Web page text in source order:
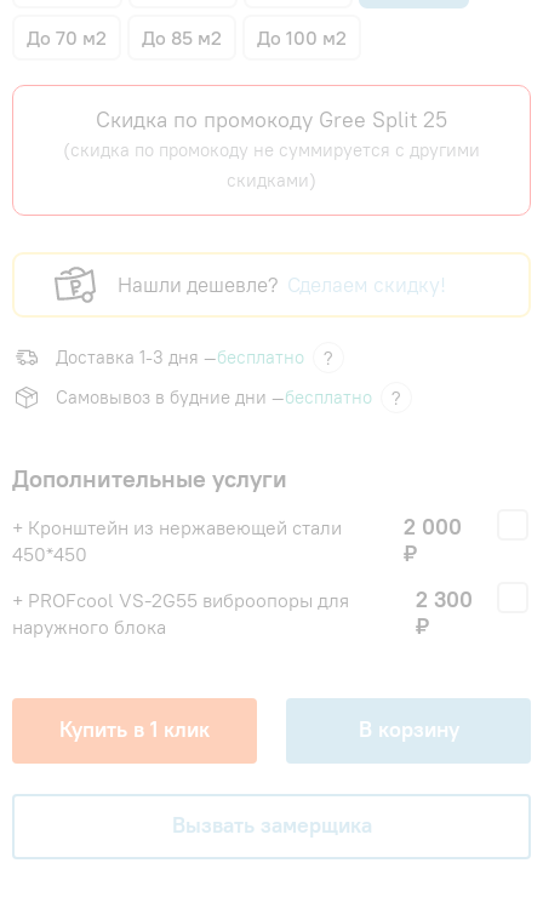
До 70 м2 До 85 м2 До 100 м2
Скидка по промокоду Gree Split 25
(скидка по промокоду не суммируется с другими
скидками)
Нашли дешевле? Сделаем скидку!
Доставка 1-3 дня —бесплатно
?
Самовывоз в будние дни —бесплатно ?
Дополнительные услуги
+ Кронштейн из нержавеющей стали
450*450
2 000
₽
+ PROFcool VS-2G55 виброопоры для
наружного блока
2 300
₽
Купить в 1 клик В корзину
Вызвать замерщика